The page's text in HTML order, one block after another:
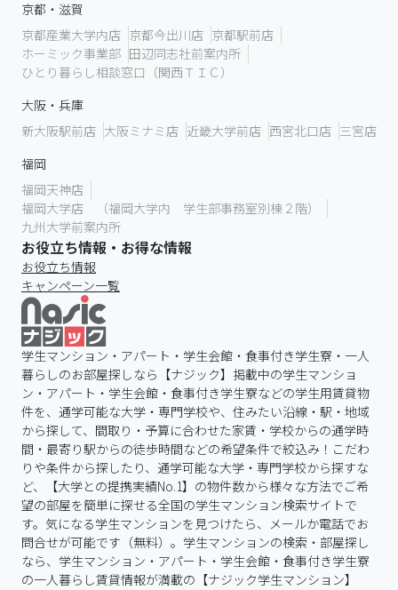
京都・滋賀
京都産業大学内店 京都今出川店 京都駅前店
ホーミック事業部 田辺同志社前案内所
ひとり暮らし相談窓口（関西ＴＩＣ）
大阪・兵庫
新大阪駅前店 大阪ミナミ店 近畿大学前店 西宮北口店 三宮店
福岡
福岡天神店
福岡大学店 （福岡大学内 学生部事務室別棟２階）
九州大学前案内所
お役立ち情報・お得な情報
お役立ち情報
キャンペーン一覧
学生マンション・アパート・学生会館・食事付き学生寮・一人
暮らしのお部屋探しなら【ナジック】掲載中の学生マンショ
ン・アパート・学生会館・食事付き学生寮などの学生用賃貸物
件を、通学可能な大学・専門学校や、住みたい沿線・駅・地域
から探して、間取り・予算に合わせた家賃・学校からの通学時
間・最寄り駅からの徒歩時間などの希望条件で絞込み！こだわ
りや条件から探したり、通学可能な大学・専門学校から探すな
ど、【大学との提携実績No.1】の物件数から様々な方法でご希
望の部屋を簡単に探せる全国の学生マンション検索サイトで
す。気になる学生マンションを見つけたら、メールか電話でお
問合せが可能です（無料）。学生マンションの検索・部屋探し
なら、学生マンション・アパート・学生会館・食事付き学生寮
の一人暮らし賃貸情報が満載の【ナジック学生マンション】